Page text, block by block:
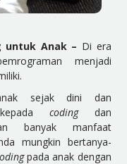
untuk Anak – Di era
menjadi
sejak dini dan
coding dan
banyak manfaat
mungkin bertanya-
pada anak dengan